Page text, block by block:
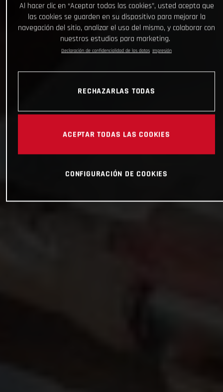
Al hacer clic en “Aceptar todas las cookies”, usted acepta que
las cookies se guarden en su dispositivo para mejorar la
navegación del sitio, analizar el uso del mismo, y colaborar con
nuestros estudios para marketing.
Declaración de confidencialidad de los datos Impresión
RECHAZARLAS TODAS
ACEPTAR TODAS LAS COOKIES
CONFIGURACIÓN DE COOKIES